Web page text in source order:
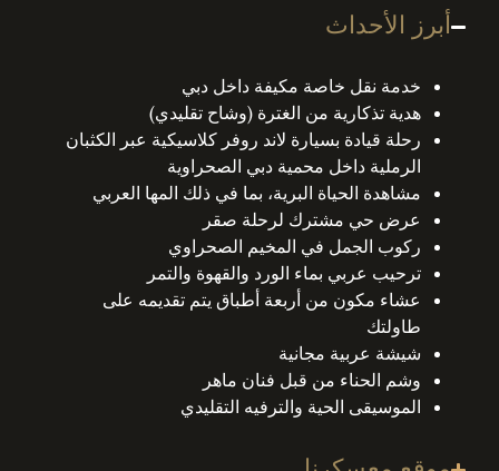
أبرز الأحداث
خدمة نقل خاصة مكيفة داخل دبي
هدية تذكارية من الغترة (وشاح تقليدي)
رحلة قيادة بسيارة لاند روفر كلاسيكية عبر الكثبان
الرملية داخل محمية دبي الصحراوية
مشاهدة الحياة البرية، بما في ذلك المها العربي
عرض حي مشترك لرحلة صقر
ركوب الجمل في المخيم الصحراوي
ترحيب عربي بماء الورد والقهوة والتمر
عشاء مكون من أربعة أطباق يتم تقديمه على
طاولتك
شيشة عربية مجانية
وشم الحناء من قبل فنان ماهر
الموسيقى الحية والترفيه التقليدي